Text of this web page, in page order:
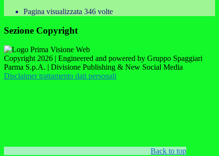
Pagina visualizzata 346 volte
Sezione Copyright
Copyright 2026 | Engineered and powered by Gruppo Spaggiari
Parma S.p.A. | Divisione Publishing & New Social Media
Disclaimer trattamento dati personali
Back to top